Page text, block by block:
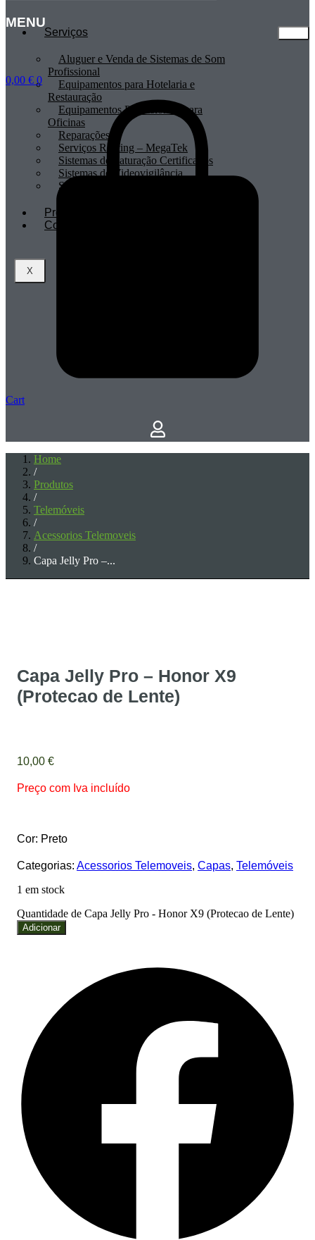
MENU
Serviços
Aluguer e Venda de Sistemas de Som
Profissional
Equipamentos para Hotelaria e
Restauração
Equipamentos Profissionais para
Oficinas
Reparações
Serviços Renting – MegaTek
Sistemas de Faturação Certificados
Sistemas de Videovigilância
Sistemas POS
Profissionais
Contactos
X
0,00 € 0
Cart
Home
/
Produtos
/
Telemóveis
/
Acessorios Telemoveis
/
Capa Jelly Pro –...
Capa Jelly Pro – Honor X9
(Protecao de Lente)
10,00 €
Preço com Iva incluído
Cor: Preto
Categorias: Acessorios Telemoveis, Capas, Telemóveis
1 em stock
Quantidade de Capa Jelly Pro - Honor X9 (Protecao de Lente)
Adicionar